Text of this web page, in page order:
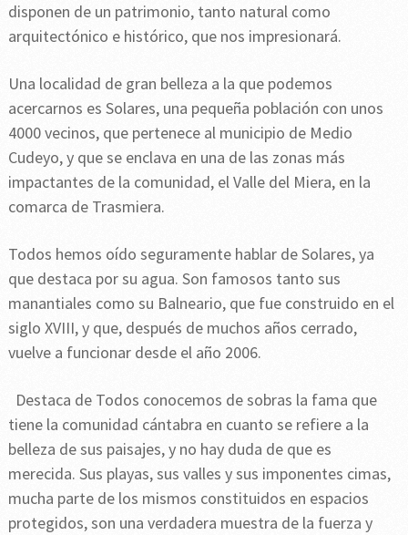
disponen de un patrimonio, tanto natural como
arquitectónico e histórico, que nos impresionará.
Una localidad de gran belleza a la que podemos
acercarnos es Solares, una pequeña población con unos
4000 vecinos, que pertenece al municipio de Medio
Cudeyo, y que se enclava en una de las zonas más
impactantes de la comunidad, el Valle del Miera, en la
comarca de Trasmiera.
Todos hemos oído seguramente hablar de Solares, ya
que destaca por su agua. Son famosos tanto sus
manantiales como su Balneario, que fue construido en el
siglo XVIII, y que, después de muchos años cerrado,
vuelve a funcionar desde el año 2006.
Destaca de Todos conocemos de sobras la fama que
tiene la comunidad cántabra en cuanto se refiere a la
belleza de sus paisajes, y no hay duda de que es
merecida. Sus playas, sus valles y sus imponentes cimas,
mucha parte de los mismos constituidos en espacios
protegidos, son una verdadera muestra de la fuerza y